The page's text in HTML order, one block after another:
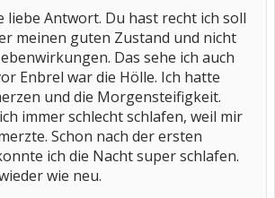
zu Etanercept wurden nur milde
beobachtet. Häufig kommt es örtlichen
der Enbrel- Injektion. Im Vergleich
war die Rate an leichteren Infektionen im
(vor allem Erkältungen und
unter einer Behandlung
Unter einer Behandlung mit Etanercept
Bildung von sogenannten Auto-Antikörpern (-
liebe Antwort. Du hast recht ich soll
meinen guten Zustand und nicht
Das sehe ich auch
Enbrel war die Hölle. Ich hatte
und die Morgensteifigkeit.
immer schlecht schlafen, weil mir
Schon nach der ersten
ich die Nacht super schlafen.
wie neu.